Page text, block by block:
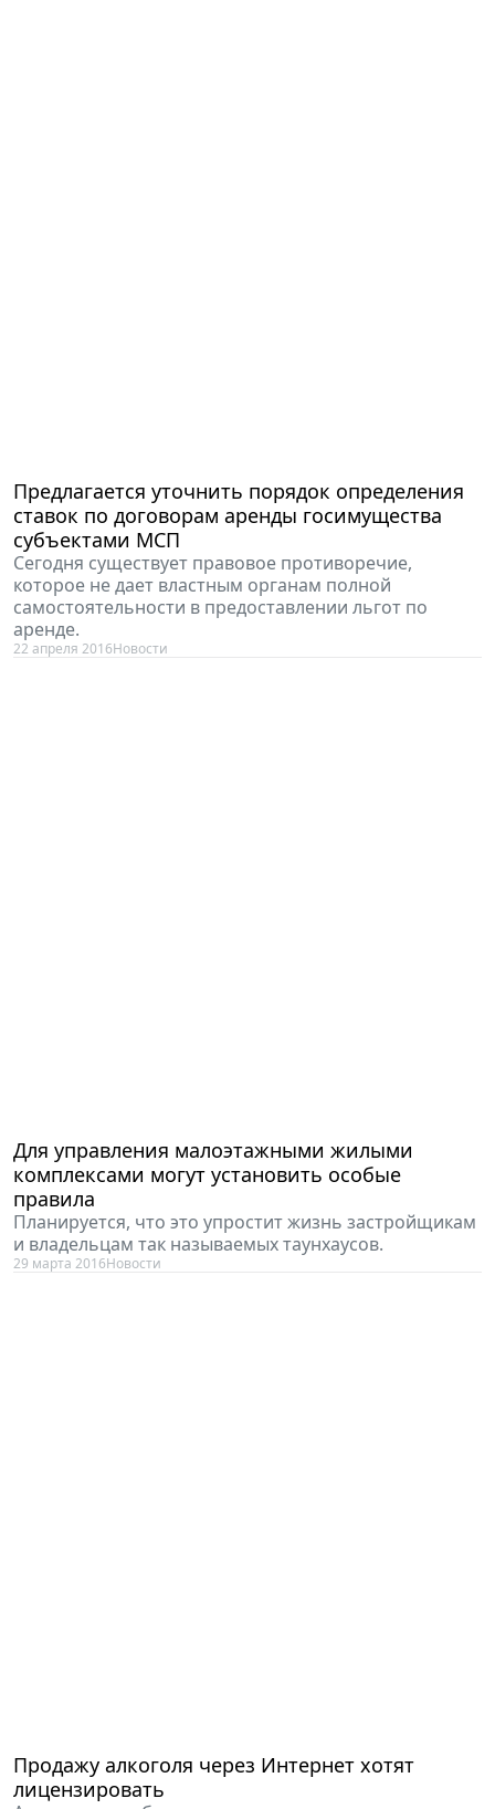
Предлагается уточнить порядок определения
ставок по договорам аренды госимущества
субъектами МСП
Сегодня существует правовое противоречие,
которое не дает властным органам полной
самостоятельности в предоставлении льгот по
аренде.
22 апреля 2016Новости
Для управления малоэтажными жилыми
комплексами могут установить особые
правила
Планируется, что это упростит жизнь застройщикам
и владельцам так называемых таунхаусов.
29 марта 2016Новости
Продажу алкоголя через Интернет хотят
лицензировать